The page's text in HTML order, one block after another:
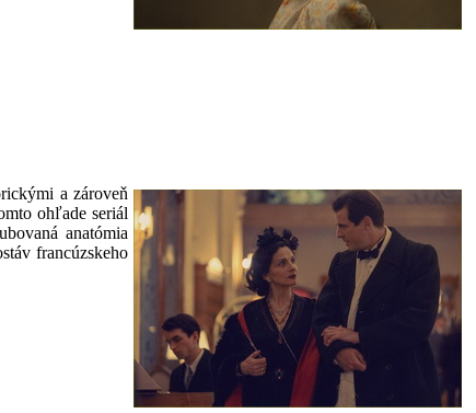
a zároveň
ohľade seriál
anatómia
francúzskeho